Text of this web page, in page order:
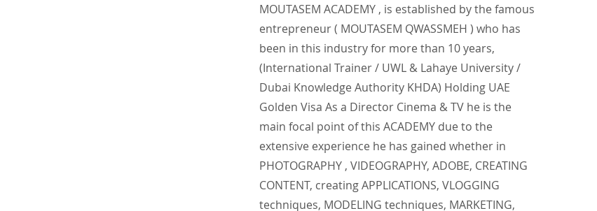
MOUTASEM ACADEMY , is established by the famous
entrepreneur ( MOUTASEM QWASSMEH ) who has
been in this industry for more than 10 years,
(International Trainer / UWL & Lahaye University /
Dubai Knowledge Authority KHDA) Holding UAE
Golden Visa As a Director Cinema & TV he is the
main focal point of this ACADEMY due to the
extensive experience he has gained whether in
PHOTOGRAPHY , VIDEOGRAPHY, ADOBE, CREATING
CONTENT, creating APPLICATIONS, VLOGGING
techniques, MODELING techniques, MARKETING,